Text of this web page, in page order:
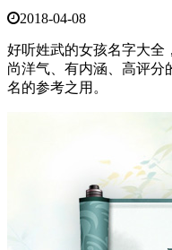
2018-04-08
好听姓武的女孩名字大全
尚洋气、有内涵、高评分
名的参考之用。